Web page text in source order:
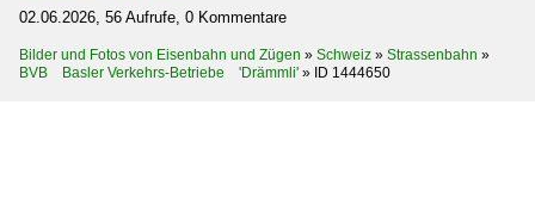
02.06.2026, 56 Aufrufe, 0 Kommentare
Bilder und Fotos von Eisenbahn und Zügen » Schweiz » Strassenbahn »
BVB Basler Verkehrs-Betriebe 'Drämmli' » ID 1444650